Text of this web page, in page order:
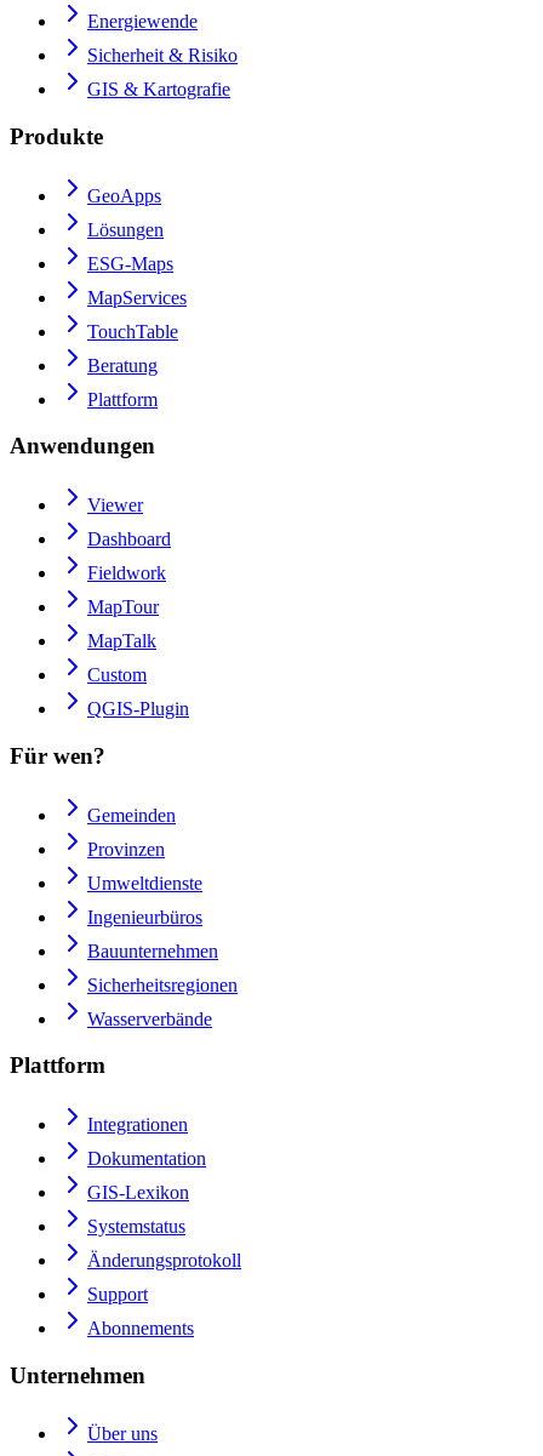
Energiewende
Sicherheit & Risiko
GIS & Kartografie
Produkte
GeoApps
Lösungen
ESG-Maps
MapServices
TouchTable
Beratung
Plattform
Anwendungen
Viewer
Dashboard
Fieldwork
MapTour
MapTalk
Custom
QGIS-Plugin
Für wen?
Gemeinden
Provinzen
Umweltdienste
Ingenieurbüros
Bauunternehmen
Sicherheitsregionen
Wasserverbände
Plattform
Integrationen
Dokumentation
GIS-Lexikon
Systemstatus
Änderungsprotokoll
Support
Abonnements
Unternehmen
Über uns